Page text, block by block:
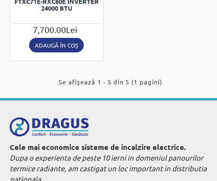
24000 BTU
7,700.00Lei
ADAUGĂ ÎN COȘ
Se afișează 1 - 5 din 5 (1 pagini)
Cele mai economice sisteme de incalzire electrice.
Dupa o experienta de peste 10 ierni in domeniul panourilor
termice radiante, am castigat un loc important in distributia
nationala.